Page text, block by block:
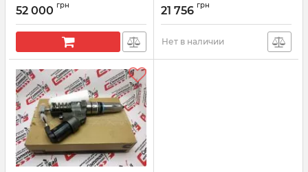
высокого давления
Артикул: 5594766
52 000 грн
Артикул: 4903472
21 756 грн
Нет в наличии